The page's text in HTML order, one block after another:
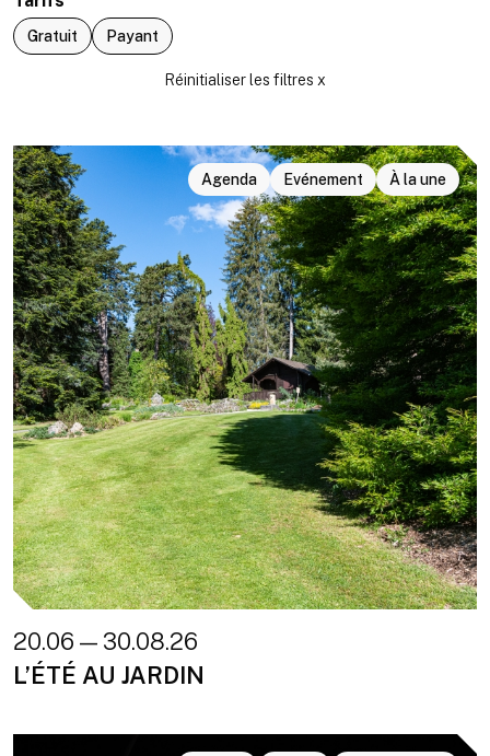
Gratuit Payant
Agenda Evénement À la une
20.06 — 30.08.26
L’ÉTÉ AU JARDIN